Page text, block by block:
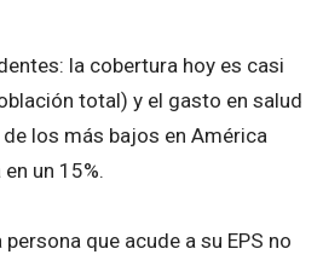
la cobertura hoy es casi
total) y el gasto en salud
los más bajos en América
un 15%.
que acude a su EPS no